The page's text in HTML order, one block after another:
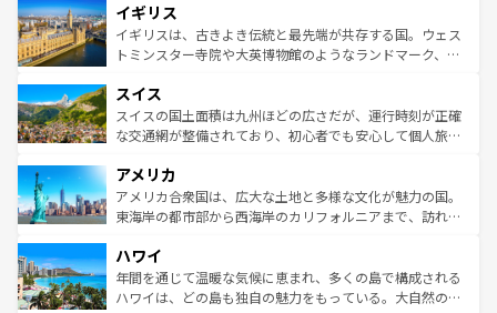
いる。シャンパンの発祥地であるランス、プロヴァンスの
香り高いラベンダー畑など、多彩な楽しみ方が可能だ。さ
らに、パリ以外の地域にも魅力が溢れており、どの街角に
れる地方に足を運ぶとそれぞれで全く異なる文化を体験で
きるだろう。 なお、新着のフランス情報はコンテンツ一覧
を参照してほしい。
顔を持つこの国は、どこを歩いても飽きることがない。ベ
ルリンの文化的活気、バイエルン州のアルプスの絶景、そ
してライン川沿いのワイン畑といった風景は必見。ビール
は、お酒好きな人にはぜひ体験してほしい。 なお、新着の
ドイツ情報はコンテンツ一覧を参照してほしい。
イギリス
イギリスは、古きよき伝統と最先端が共存する国。ウェス
トミンスター寺院や大英博物館のようなランドマーク、歴
リアごとに異なる魅力がある。また、優雅なアフタヌーン
ティー、ビール好きにはたまらない英国パブ、サッカー観
戦など、本場だからこそできる体験も豊富。イギリスを旅
ンツ一覧を参照してほしい。
スイス
スイスの国土面積は九州ほどの広さだが、運行時刻が正確
な交通網が整備されており、初心者でも安心して個人旅行
の建物がそのまま残る町や、スイスならではのユニークな
博物館もあり、アルプス観光だけでなく町歩きも満喫する
ことができる。国民の所得が高いため物価も高いが、旅行
ば市内交通費無料で観光を楽しむこともできる。 なお、新
着のスイス情報はコンテンツ一覧 を参照してほしい。
アメリカ
アメリカ合衆国は、広大な土地と多様な文化が魅力の国。
東海岸の都市部から西海岸のカリフォルニアまで、訪れる
のような巨大都市は、観光、ショッピング、エンターテイ
ンメントが詰まった刺激的なスポットだ。一方、アメリカ
西部には大自然が広がり、グランドキャニオンやイエロー
ハワイ
年間を通じて温暖な気候に恵まれ、多くの島で構成される
ハワイは、どの島も独自の魅力をもっている。大自然の神